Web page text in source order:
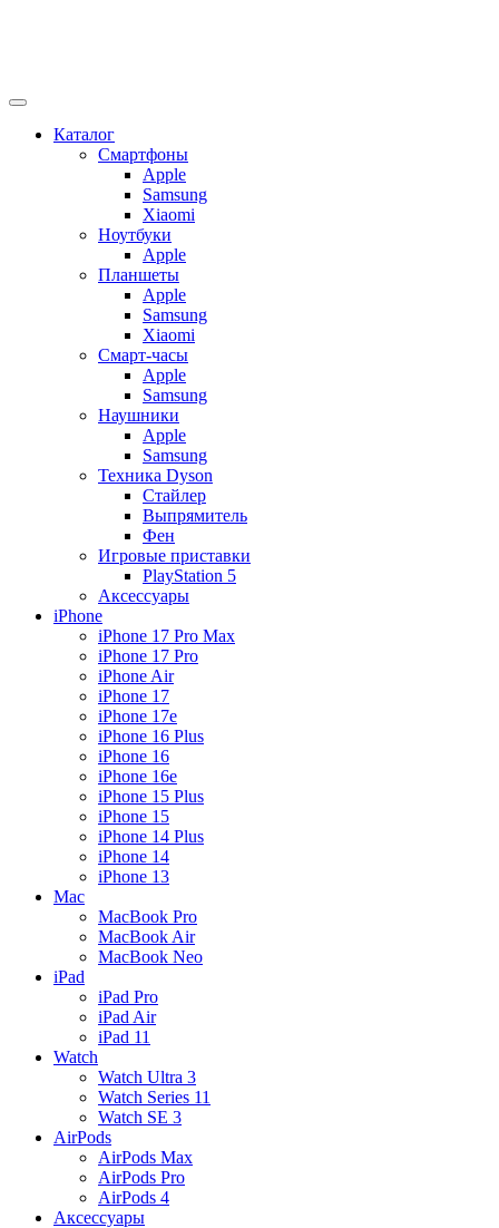
Каталог
Смартфоны
Apple
Samsung
Xiaomi
Ноутбуки
Apple
Планшеты
Apple
Samsung
Xiaomi
Смарт-часы
Apple
Samsung
Наушники
Apple
Samsung
Техника Dyson
Стайлер
Выпрямитель
Фен
Игровые приставки
PlayStation 5
Аксессуары
iPhone
iPhone 17 Pro Max
iPhone 17 Pro
iPhone Air
iPhone 17
iPhone 17e
iPhone 16 Plus
iPhone 16
iPhone 16e
iPhone 15 Plus
iPhone 15
iPhone 14 Plus
iPhone 14
iPhone 13
Mac
MacBook Pro
MacBook Air
MacBook Neo
iPad
iPad Pro
iPad Air
iPad 11
Watch
Watch Ultra 3
Watch Series 11
Watch SE 3
AirPods
AirPods Max
AirPods Pro
AirPods 4
Аксессуары